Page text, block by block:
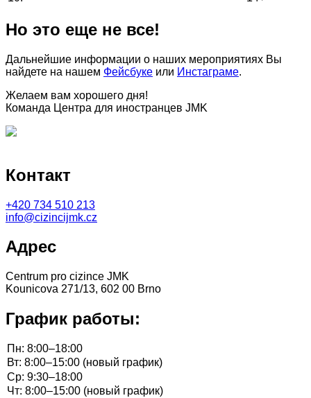
Но это еще не все!
Дальнейшие информации о наших мероприятиях Вы
найдете на нашем Фейсбуке или Инстаграме.
Желаем вам хорошего дня!
Команда Центра для иностранцев JMK
Контакт
+420 734 510 213
info@cizincijmk.cz
Адрес
Centrum pro cizince JMK
Kounicova 271/13, 602 00 Brno
График работы: